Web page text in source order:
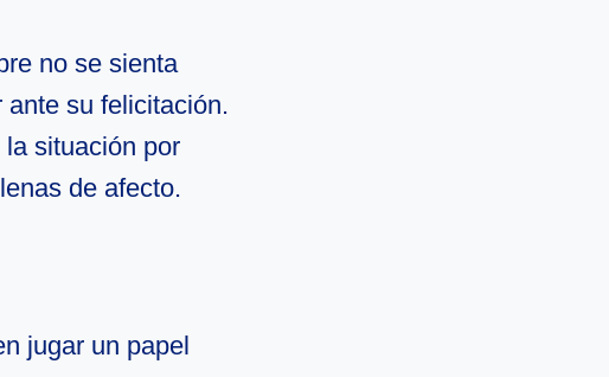
no se sienta
su felicitación.
situación por
de afecto.
jugar un papel